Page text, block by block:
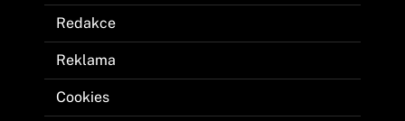
Redakce
Reklama
Cookies